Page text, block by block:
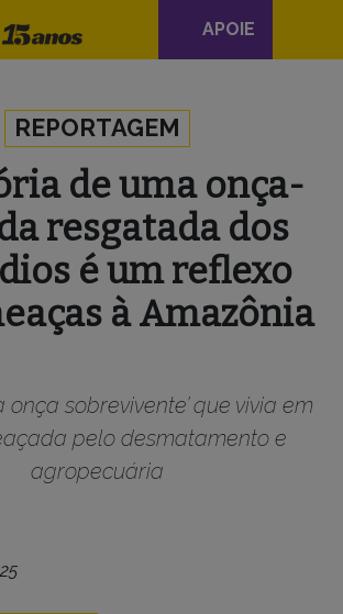
Navegação
principal
APOIE
REPORTAGEM
de uma onça-
resgatada dos
é um reflexo
à Amazônia
sobrevivente’ que vivia em
pelo desmatamento e
agropecuária